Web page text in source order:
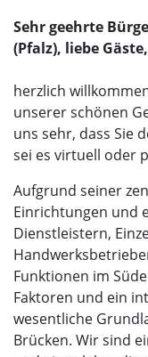
Sehr geehrte
(Pfalz), liebe Gäste,
herzlich
unserer schönen
uns sehr, dass Sie
sei es virtuell oder
Aufgrund seiner
Einrichtungen und
Dienstleistern,
Funktionen im
Faktoren und ein
wesentliche
Brücken. Wir sind